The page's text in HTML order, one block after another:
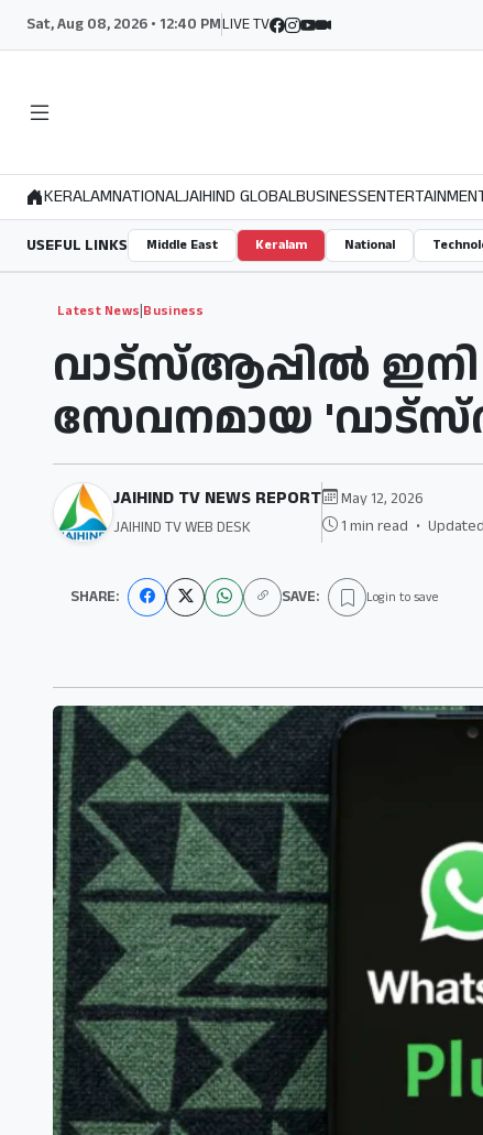
Sat, Aug 08, 2026 • 12:40 PMLIVE TV
KERALAMNATIONALJAIHIND GLOBALBUSINESS
USEFUL LINKS Middle East Keralam National
Latest News|Business
വാട്‌സ്ആപ്പിൽ ഇനി
സേവനമായ
JAIHIND TV NEWS REPORT
JAIHIND TV WEB DESK
May 12, 2026
1 min read •
SHARE: SAVE: Login to save